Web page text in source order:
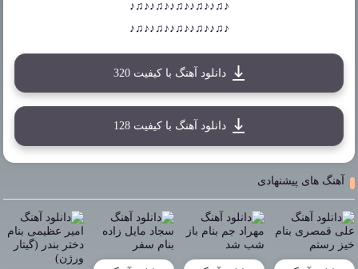
♪♫♪♪♫♪♪♫♪♪♫♪♪♫♪
♪♫♪♪♫♪♪♫♪♪♫♪♪♫♪
دانلود آهنگ با کیفیت 320
دانلود آهنگ با کیفیت 128
آهنگ های پیشنهادی